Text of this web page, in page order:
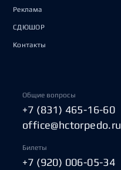
Реклама
СДЮШОР
Контакты
Общие вопросы
+7 (831) 465-16-60
office@hctorpedo.ru
Билеты
+7 (920) 006-05-34